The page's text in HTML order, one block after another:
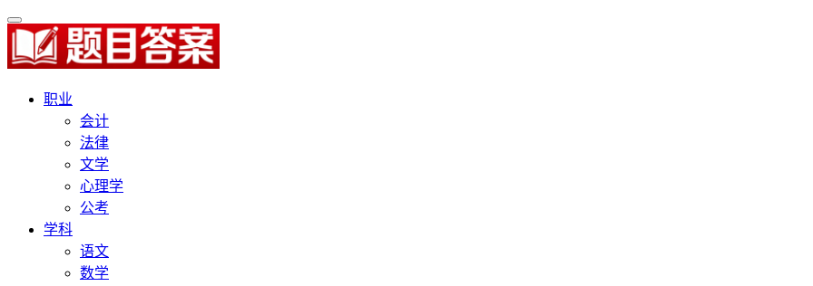
职业
会计
法律
文学
心理学
公考
学科
语文
数学